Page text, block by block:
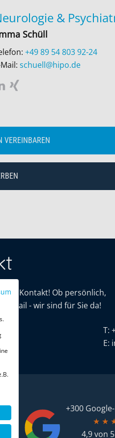
&
Schüll
+49 89 54 803 92-24
Mail:schuell@hipo.de
VEREINBAREN
in Kontakt! Ob persönlich,
E-Mail - wir sind für Sie da!
T:
E:
+300
★ ★
4,9 von